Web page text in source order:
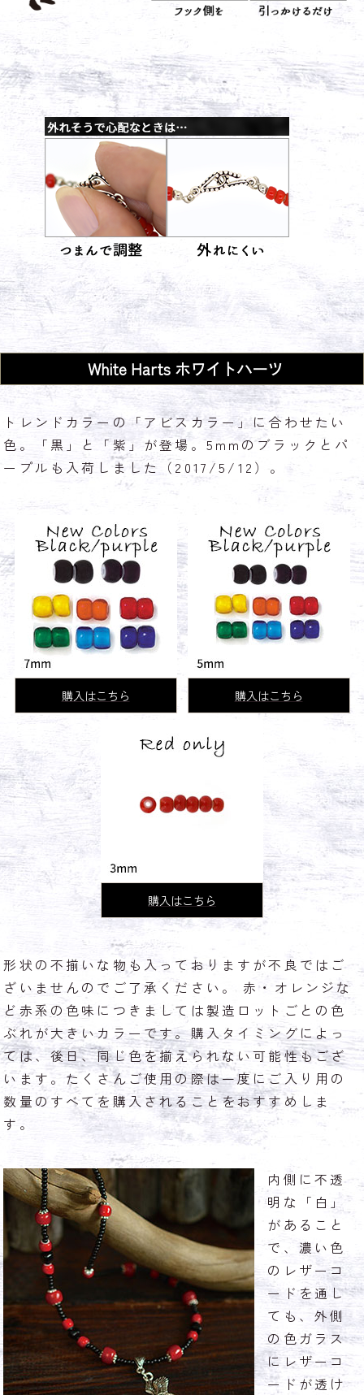
White Harts ホワイトハーツ
トレンドカラーの「アビスカラー」に合わせたい
色。「黒」と「紫」が登場。5mmのブラックとパ
ープルも入荷しました（2017/5/12）。
購入はこちら 購入はこちら
購入はこちら
形状の不揃いな物も入っておりますが不良ではご
ざいませんのでご了承ください。 赤・オレンジな
ど赤系の色味につきましては製造ロットごとの色
ぶれが大きいカラーです。購入タイミングによっ
ては、後日、同じ色を揃えられない可能性もござ
います。たくさんご使用の際は一度にご入り用の
数量のすべてを購入されることをおすすめしま
す。
内側に不透
明な「白」
があること
で、濃い色
のレザーコ
ードを通し
ても、外側
の色ガラス
にレザーコ
ードが透け